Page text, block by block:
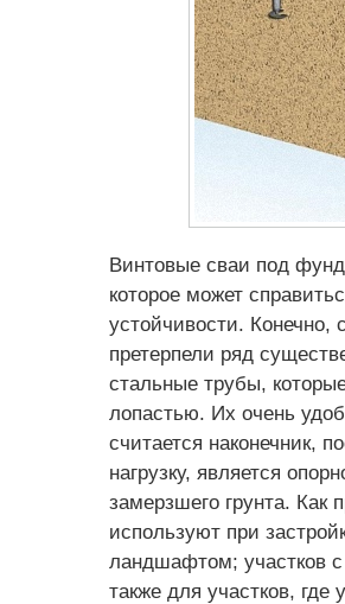
Винтовые сваи под
которое может
устойчивости.
претерпели ряд
стальные трубы,
лопастью. Их очень
считается наконечник,
нагрузку, является
замерзшего грунта. Как
используют при
ландшафтом; участков
также для участков,